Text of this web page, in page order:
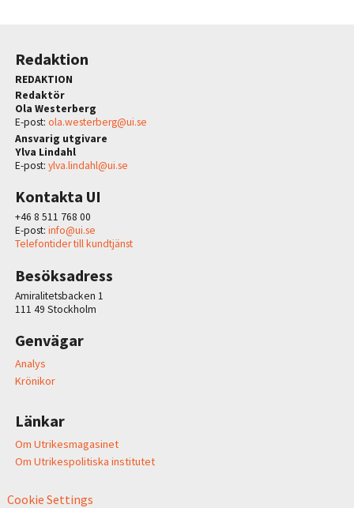
Redaktion
REDAKTION
Redaktör
Ola Westerberg
E-post: ola.westerberg@ui.se
Ansvarig utgivare
Ylva Lindahl
E-post: ylva.lindahl@ui.se
Kontakta UI
+46 8 511 768 00
E-post: info@ui.se
Telefontider till kundtjänst
Besöksadress
Amiralitetsbacken 1
111 49 Stockholm
Genvägar
Analys
Krönikor
Länkar
Om Utrikesmagasinet
Om Utrikespolitiska institutet
Cookie Settings